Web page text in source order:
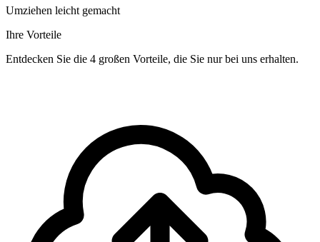
Umziehen leicht gemacht
Ihre Vorteile
Entdecken Sie die 4 großen Vorteile, die Sie nur bei uns erhalten.